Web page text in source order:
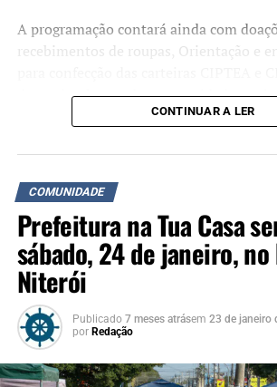
A programação contará ainda com
recebimentos de roupas, Orientação e
de mudas, banco de oportunidades,
doação de livros, banco de
longo da manhã.
CONTINUAR A LER
COMUNIDADE
Prefeitura na Tua Casa
sábado, 24 de janeiro,
Niterói
Publicado 7 meses atrásem 23 de janeiro
por Redação